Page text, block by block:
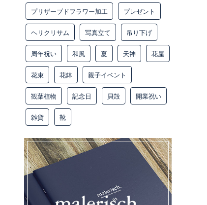
プリザーブドフラワー加工 プレゼント
ヘリクリサム 写真立て 吊り下げ
周年祝い 和風 夏 天神 花屋
花束 花鉢 親子イベント
観葉植物 記念日 貝殻 開業祝い
雑貨 靴